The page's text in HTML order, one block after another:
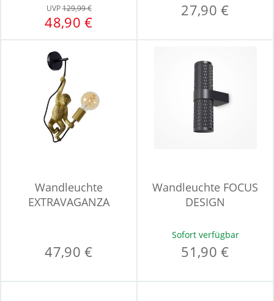
UVP129,99 €
48,90 €
27,90 €
Wandleuchte
EXTRAVAGANZA
47,90 €
Wandleuchte FOCUS
DESIGN
Sofort verfügbar
51,90 €